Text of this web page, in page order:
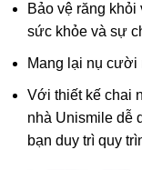
Bảo vệ răng
sức khỏe và sự
Mang lại nụ cười
Với thiết kế chai
nhà Unismile dễ
bạn duy trì quy